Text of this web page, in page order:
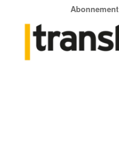
Abonnement